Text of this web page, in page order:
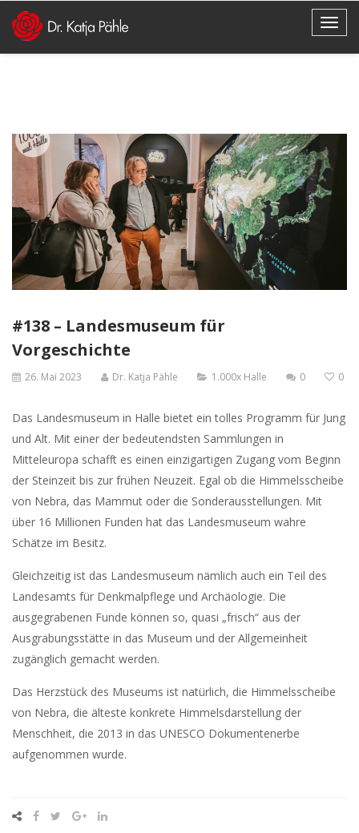
#138 – Landesmuseum für
Vorgeschichte
26. Mai 2023 Dr. Katja Pähle 1.000x Halle 0 0
Das Landesmuseum in Halle bietet ein tolles Programm für Jung
und Alt. Mit einer der bedeutendsten Sammlungen in
Mitteleuropa schafft es einen einzigartigen Zugang vom Beginn
der Steinzeit bis zur frühen Neuzeit. Egal ob die Himmelsscheibe
von Nebra, das Mammut oder die Sonderausstellungen. Mit
über 16 Millionen Funden hat das Landesmuseum wahre
Schätze im Besitz.
Gleichzeitig ist das Landesmuseum nämlich auch ein Teil des
Landesamts für Denkmalpflege und Archäologie. Die
ausgegrabenen Funde können so, quasi „frisch“ aus der
Ausgrabungsstätte in das Museum und der Allgemeinheit
zugänglich gemacht werden.
Das Herzstück des Museums ist natürlich, die Himmelsscheibe
von Nebra, die älteste konkrete Himmelsdarstellung der
Menschheit, die 2013 in das UNESCO Dokumentenerbe
aufgenommen wurde.